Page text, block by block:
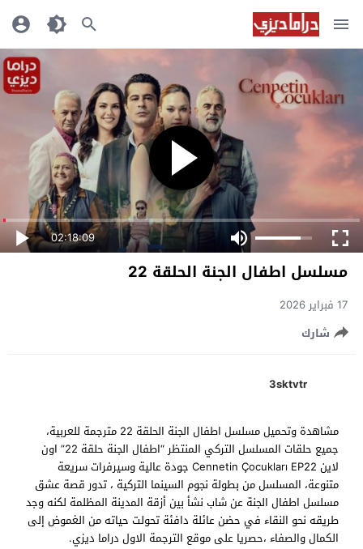
02:18:09
مسلسل اطفال الجنة الحلقة 22
17 فبراير 2026
شارك
3sktvtr
مشاهدة وتحميل مسلسل اطفال الجنة الحلقة 22 مترجمة للعربية،
جميع حلقات المسلسل التركي المنتظر “اطفال الجنة حلقة 22” اون
لاين Cennetin Çocukları EP22 جودة عالية وسيرفرات سريعة
متنوعة، المسلسل من بطولة نجوم السينما التركية ، تدور قصة عشق
مسلسل اطفال الجنة عن شاب نشأ بين أزقة المدينة المظلمة لكنه وجد
طريقه نحو النقاء في حضن عائلة دافئة تحولت حياته من الغموض إلى
الكمال والصفاء ،حصريا على موقع الترجمة الاول دراما ديزي.